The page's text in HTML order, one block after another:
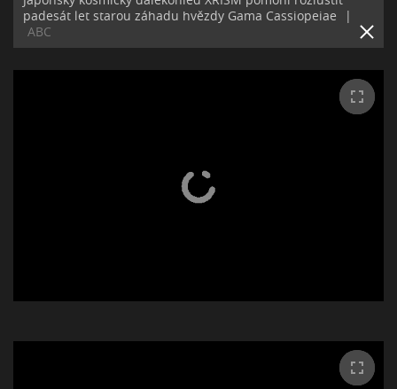
padesát let starou záhadu hvězdy Gama Cassiopeiae
|
ABC